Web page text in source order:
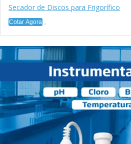
Secador de Discos para Frigorífico
Cotar Agora